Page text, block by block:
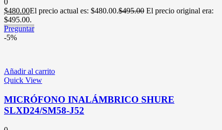
0
$480.00El precio actual es: $480.00.$495.00 El precio original era:
$495.00.
Preguntar
-5%
Añadir al carrito
Quick View
MICRÓFONO INALÁMBRICO SHURE
SLXD24/SM58-J52